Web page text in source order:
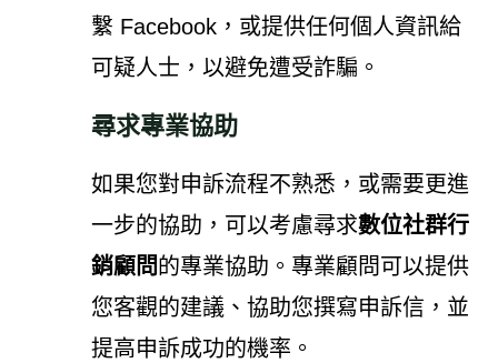
繫 Facebook，或提供任何個人資訊給
可疑人士，以避免遭受詐騙。
尋求專業協助
如果您對申訴流程不熟悉，或需要更進
一步的協助，可以考慮尋求數位社群行
銷顧問的專業協助。專業顧問可以提供
您客觀的建議、協助您撰寫申訴信，並
提高申訴成功的機率。